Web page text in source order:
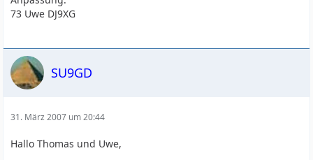
73 Uwe DJ9XG
SU9GD
31. März 2007 um 20:44
Hallo Thomas und Uwe,